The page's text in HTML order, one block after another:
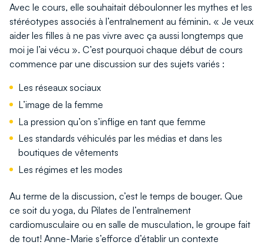
Avec le cours, elle souhaitait déboulonner les mythes et les
stéréotypes associés à l’entraînement au féminin. « Je veux
aider les filles à ne pas vivre avec ça aussi longtemps que
moi je l’ai vécu ». C’est pourquoi chaque début de cours
commence par une discussion sur des sujets variés :
Les réseaux sociaux
L’image de la femme
La pression qu’on s’inflige en tant que femme
Les standards véhiculés par les médias et dans les
boutiques de vêtements
Les régimes et les modes
Au terme de la discussion, c’est le temps de bouger. Que
ce soit du yoga, du Pilates de l’entraînement
cardiomusculaire ou en salle de musculation, le groupe fait
de tout! Anne-Marie s’efforce d’établir un contexte